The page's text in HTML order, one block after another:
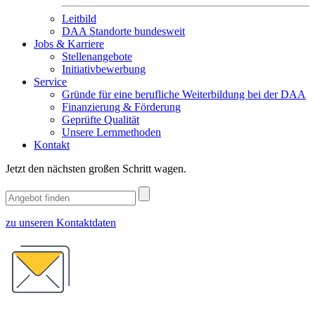
Leitbild
DAA Standorte bundesweit
Jobs & Karriere
Stellenangebote
Initiativbewerbung
Service
Gründe für eine berufliche Weiterbildung bei der DAA
Finanzierung & Förderung
Geprüfte Qualität
Unsere Lernmethoden
Kontakt
Jetzt den nächsten großen Schritt wagen.
zu unseren Kontaktdaten